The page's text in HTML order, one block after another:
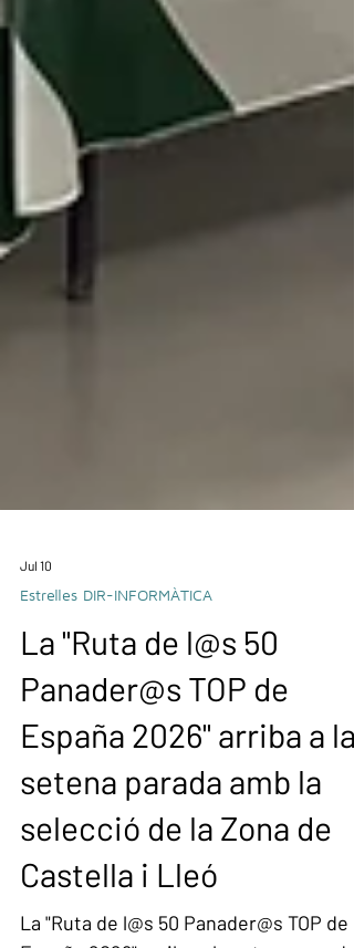
Estrelles DIR-INFORMÀTICA
La "Ruta de l@s 50
Panader@s TOP de
España 2026" arriba a la
setena parada amb la
selecció de la Zona de
Castella i Lleó